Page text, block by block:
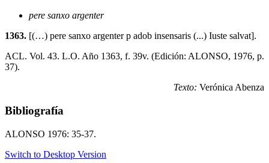
pere sanxo argenter
1363. [(…) pere sanxo argenter p adob insensaris (...) Iuste salvat].
ACL. Vol. 43. L.O. Año 1363, f. 39v. (Edición: ALONSO, 1976, p.
37).
Texto: Verónica Abenza
Bibliografía
ALONSO 1976: 35-37.
Switch to Desktop Version